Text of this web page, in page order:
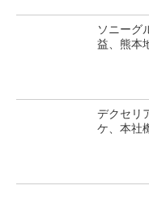
ソニーグ
益、熊本
デクセリ
ケ、本社